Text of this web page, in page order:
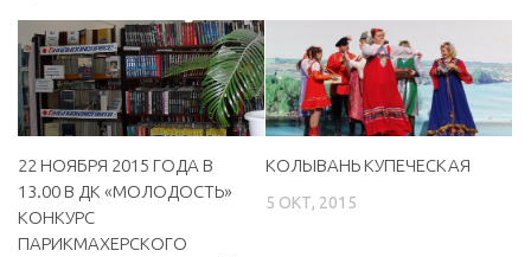
Афиша
Независимая оценка качества
Контакты
22 НОЯБРЯ 2015 ГОДА В
13.00 В ДК «МОЛОДОСТЬ»
КОНКУРС
ПАРИКМАХЕРСКОГО
КОЛЫВАНЬ КУПЕЧЕСКАЯ
5 ОКТ, 2015